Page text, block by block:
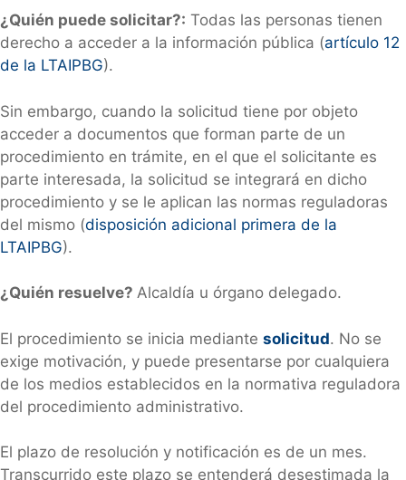
¿Quién puede solicitar?: Todas las personas tienen
derecho a acceder a la información pública (artículo 12
de la LTAIPBG).
Sin embargo, cuando la solicitud tiene por objeto
acceder a documentos que forman parte de un
procedimiento en trámite, en el que el solicitante es
parte interesada, la solicitud se integrará en dicho
procedimiento y se le aplican las normas reguladoras
del mismo (disposición adicional primera de la
LTAIPBG).
¿Quién resuelve? Alcaldía u órgano delegado.
El procedimiento se inicia mediante solicitud. No se
exige motivación, y puede presentarse por cualquiera
de los medios establecidos en la normativa reguladora
del procedimiento administrativo.
El plazo de resolución y notificación es de un mes.
Transcurrido este plazo se entenderá desestimada la